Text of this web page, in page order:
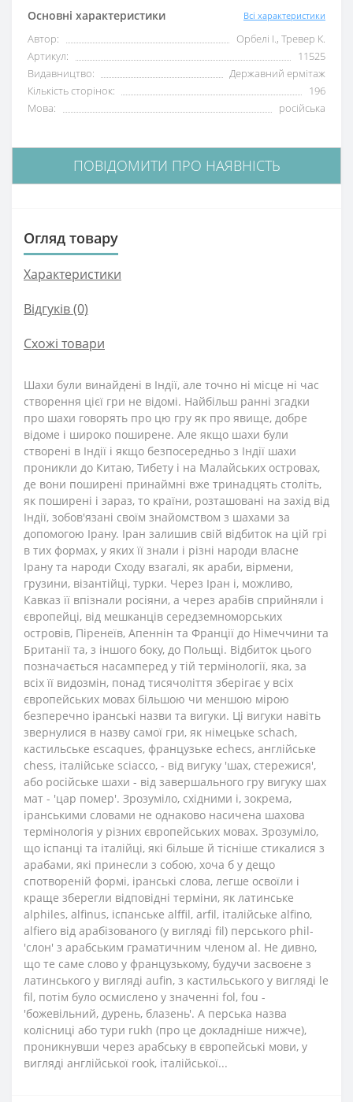
Основні характеристики Всі характеристики
Автор:
Орбелі І., Тревер К.
Артикул:
11525
Видавництво:
Державний ермітаж
Кількість сторінок:
196
Мова:
російська
ПОВІДОМИТИ ПРО НАЯВНІСТЬ
Огляд товару
Характеристики
Відгуків (0)
Схожі товари
Шахи були винайдені в Індії, але точно ні місце ні час
створення цієї гри не відомі. Найбільш ранні згадки
про шахи говорять про цю гру як про явище, добре
відоме і широко поширене. Але якщо шахи були
створені в Індії і якщо безпосередньо з Індії шахи
проникли до Китаю, Тибету і на Малайських островах,
де вони поширені принаймні вже тринадцять століть,
як поширені і зараз, то країни, розташовані на захід від
Індії, зобов'язані своїм знайомством з шахами за
допомогою Ірану. Іран залишив свій відбиток на цій грі
в тих формах, у яких її знали і різні народи власне
Ірану та народи Сходу взагалі, як араби, вірмени,
грузини, візантійці, турки. Через Іран і, можливо,
Кавказ її впізнали росіяни, а через арабів сприйняли і
європейці, від мешканців середземноморських
островів, Піренеїв, Апеннін та Франції до Німеччини та
Британії та, з іншого боку, до Польщі. Відбиток цього
позначається насамперед у тій термінології, яка, за
всіх її видозмін, понад тисячоліття зберігає у всіх
європейських мовах більшою чи меншою мірою
безперечно іранські назви та вигуки. Ці вигуки навіть
звернулися в назву самої гри, як німецьке schach,
кастильське escaques, французьке echecs, англійське
chess, італійське sciacco, - від вигуку 'шах, стережися',
або російське шахи - від завершального гру вигуку шах
мат - 'цар помер'. Зрозуміло, східними і, зокрема,
іранськими словами не однаково насичена шахова
термінологія у різних європейських мовах. Зрозуміло,
що іспанці та італійці, які більше й тісніше стикалися з
арабами, які принесли з собою, хоча б у дещо
спотвореній формі, іранські слова, легше освоїли і
краще зберегли відповідні терміни, як латинське
alphiles, alfinus, іспанське alffil, arfil, італійське alfino,
alfiero від арабізованого (у вигляді fil) перського phil-
'слон' з арабським граматичним членом al. Не дивно,
що те саме слово у французькому, будучи засвоєне з
латинського у вигляді aufin, з кастильського у вигляді le
fil, потім було осмислено у значенні fol, fou -
'божевільний, дурень, блазень'. А перська назва
колісниці або тури rukh (про це докладніше нижче),
проникнувши через арабську в європейські мови, у
вигляді англійської rook, італійської...